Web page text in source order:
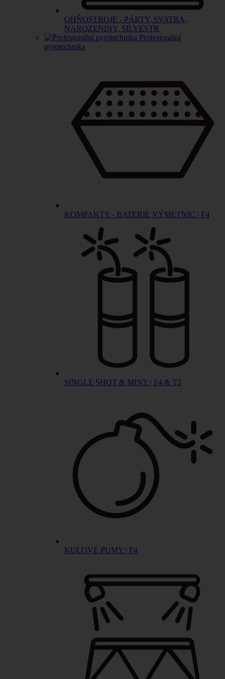
OHŇOSTROJE - PÁRTY, SVATBA,
NAROZENINY, SILVESTR
Profesionální
pyrotechnika
KOMPAKTY - BATERIE VÝMETNIC | F4
SINGLE SHOT & MINY | F4 & T2
KULOVÉ PUMY | F4